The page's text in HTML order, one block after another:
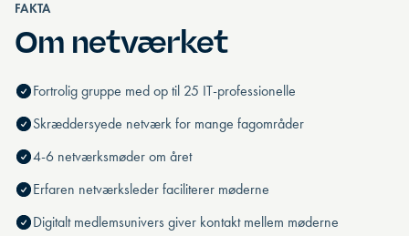
FAKTA
Om netværket
Fortrolig gruppe med op til 25 IT-professionelle
Skræddersyede netværk for mange fagområder
4-6 netværksmøder om året
Erfaren netværksleder faciliterer møderne
Digitalt medlemsunivers giver kontakt mellem møderne